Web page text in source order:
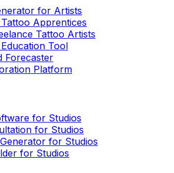
for Artists
Apprentices
Tattoo Artists
Tool
Forecaster
Platform
for Studios
for Studios
for Studios
for Studios